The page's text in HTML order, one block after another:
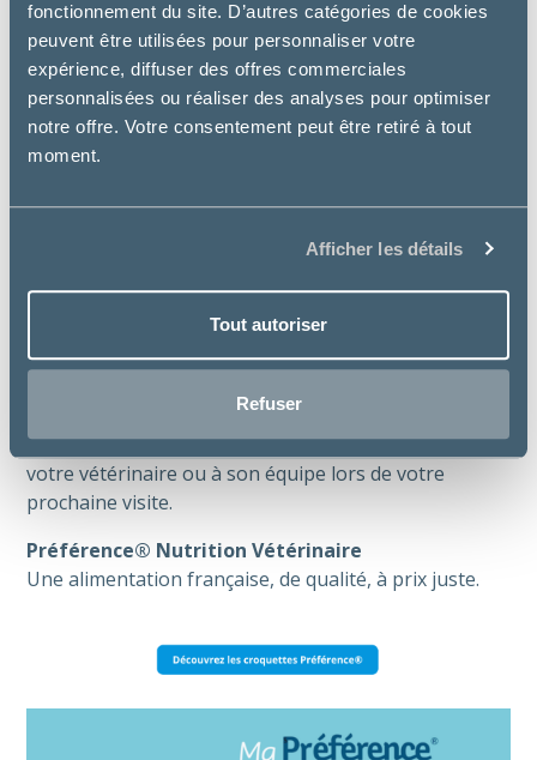
fonctionnement du site. D’autres catégories de cookies
peuvent être utilisées pour personnaliser votre
expérience, diffuser des offres commerciales
personnalisées ou réaliser des analyses pour optimiser
notre offre. Votre consentement peut être retiré à tout
moment.
Afficher les détails
Tout autoriser
Refuser
Parce que bien nourrir son animal ne
Avec Préférence®, votre vétérinaire peut vous
proposer une solution cohérente, accessible et
adaptée à votre compagnon.
Besoin d’aide pour choisir ? Demandez conseil à
votre vétérinaire ou à son équipe lors de votre
prochaine visite.
Préférence® Nutrition Vétérinaire
Une alimentation française, de qualité, à prix juste.